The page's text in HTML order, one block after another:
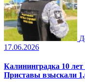
17.06.2026
Калининградка 10
Приставы взыскали